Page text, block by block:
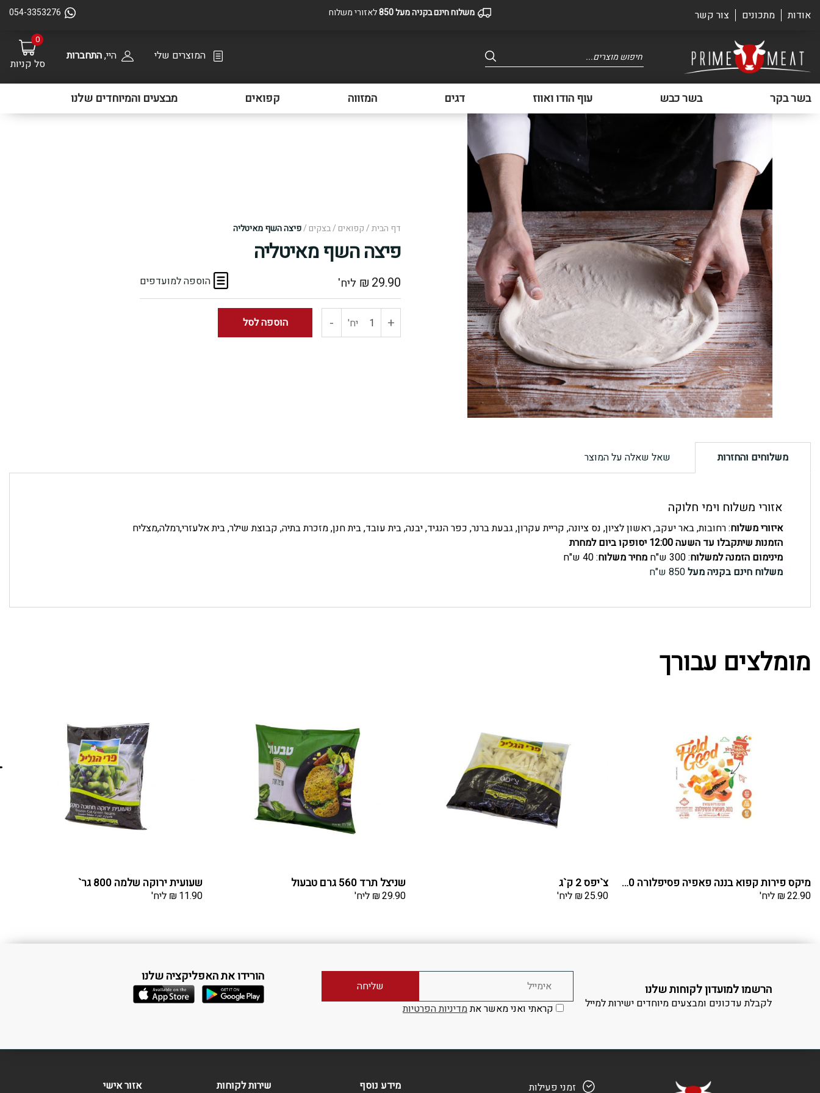
אודות מתכונים צור קשר משלוח חינם בקניה מעל 850 לאזורי משלוח 054-3353276
search המוצרים שלי היי,התחברות
0
סל קניות
בשר בקר בשר כבש עוף הודו ואווז דגים המזווה קפואים מבצעים והמיוחדים שלנו
דף הבית/קפואים /בצקים /פיצה השף מאיטליה
פיצה השף מאיטליה
הוספה למועדפים ₪ 29.90 ליח'
+ כמות יח' - הוספה לסל
משלוחים והחזרות שאל שאלה על המוצר
אזורי משלוח וימי חלוקה
איזורי משלוח: רחובות, באר יעקב, ראשון לציון, נס ציונה, קריית עקרון, גבעת ברנר, כפר הנגיד, יבנה, בית עובד, בית חנן, מזכרת בתיה, קבוצת שילר, בית אלעזרי,רמלה,מצליח
הזמנות שיתקבלו עד השעה 12:00 יסופקו ביום למחרת
מינימום הזמנה למשלוח: 300 ש"ח מחיר משלוח: 40 ש"ח
משלוח חינם בקניה מעל850 ש"ח
מומלצים עבורך
מיקס פירות קפוא בננה פאפיה פסיפלורה 600 גרם
₪22.90 ליח'
צ`יפס 2 ק`ג
₪25.90 ליח'
שניצל תרד 560 גרם טבעול
₪29.90 ליח'
שעועית ירוקה שלמה 800 גר`
₪ 11.90 ליח'
הרשמו למועדון לקוחות שלנו
לקבלת עדכונים ומבצעים מיוחדים ישירות למייל קראתי ואני מאשר אתמדיניות הפרטיות
הורידו את האפליקציה שלנו
זמני פעילות מידע נוסף שירות לקוחות אזור אישי